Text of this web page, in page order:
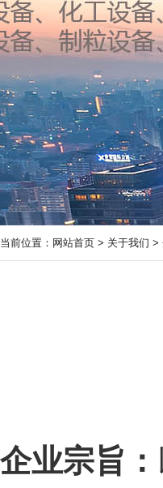
当前位置： 网站首页 > 关于我们 >
企业宗旨：